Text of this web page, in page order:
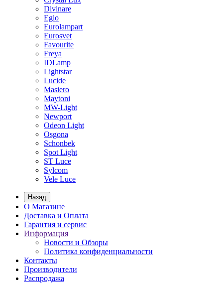
Divinare
Eglo
Eurolampart
Eurosvet
Favourite
Freya
IDLamp
Lightstar
Lucide
Masiero
Maytoni
MW-Light
Newport
Odeon Light
Osgona
Schonbek
Spot Light
ST Luce
Sylcom
Vele Luce
Назад
О Магазине
Доставка и Оплата
Гарантия и сервис
Информация
Новости и Обзоры
Политика конфиденциальности
Контакты
Производители
Распродажа